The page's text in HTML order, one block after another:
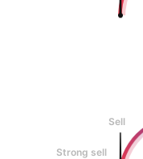
Sell
Strong sell